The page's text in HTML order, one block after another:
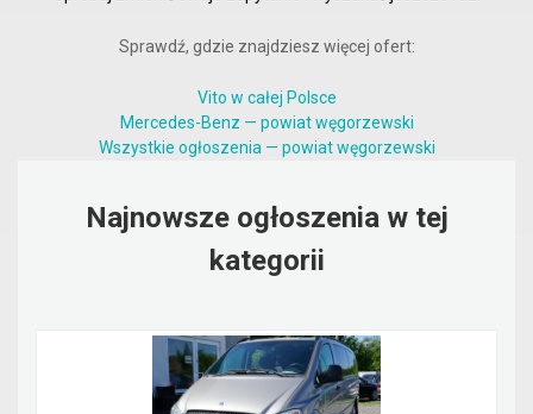
Sprawdź, gdzie znajdziesz więcej ofert:
Vito w całej Polsce
Mercedes-Benz — powiat węgorzewski
Wszystkie ogłoszenia — powiat węgorzewski
Najnowsze ogłoszenia w tej
kategorii